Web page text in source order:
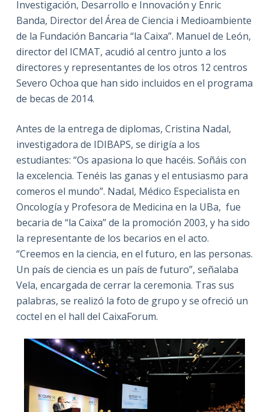
Investigación, Desarrollo e Innovación y Enric
Banda, Director del Área de Ciencia i Medioambiente
de la Fundación Bancaria “la Caixa”. Manuel de León,
director del ICMAT, acudió al centro junto a los
directores y representantes de los otros 12 centros
Severo Ochoa que han sido incluidos en el programa
de becas de 2014.
Antes de la entrega de diplomas, Cristina Nadal,
investigadora de IDIBAPS, se dirigía a los
estudiantes: “Os apasiona lo que hacéis. Soñáis con
la excelencia. Tenéis las ganas y el entusiasmo para
comeros el mundo”. Nadal, Médico Especialista en
Oncología y Profesora de Medicina en la UBa, fue
becaria de “la Caixa” de la promoción 2003, y ha sido
la representante de los becarios en el acto.
“Creemos en la ciencia, en el futuro, en las personas.
Un país de ciencia es un país de futuro”, señalaba
Vela, encargada de cerrar la ceremonia. Tras sus
palabras, se realizó la foto de grupo y se ofreció un
coctel en el hall del CaixaForum.